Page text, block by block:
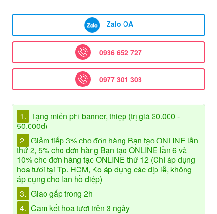
Zalo OA
0936 652 727
0977 301 303
1. Tặng miễn phí banner, thiệp (trị giá 30.000 -
50.000đ)
2. Giảm tiếp 3% cho đơn hàng Bạn tạo ONLINE lần
thứ 2, 5% cho đơn hàng Bạn tạo ONLINE lần 6 và
10% cho đơn hàng tạo ONLINE thứ 12 (Chỉ áp dụng
hoa tươi tại Tp. HCM, Ko áp dụng các dịp lễ, không
áp dụng cho lan hồ điệp)
3. Giao gấp trong 2h
4. Cam kết hoa tươi trên 3 ngày